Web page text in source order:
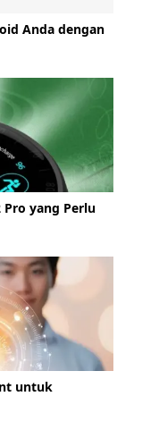
Anda dengan
yang Perlu
untuk